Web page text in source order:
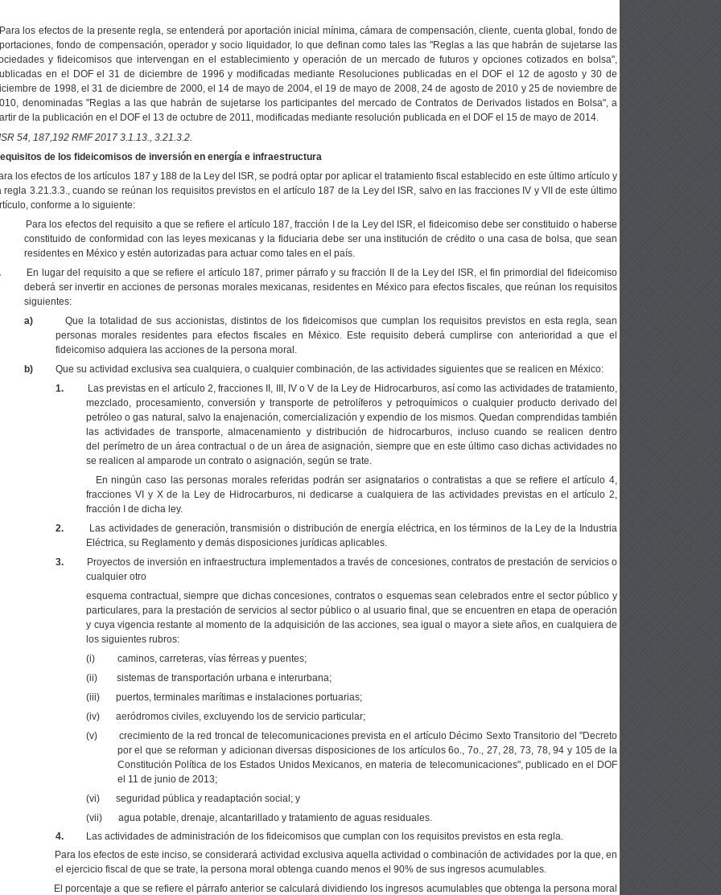
Para los efectos de la presente regla, se entenderá por aportación inicial mínima, cámara de compensación, cliente, cuenta global, fondo de
fondo de compensación, operador y socio liquidador, lo que definan como tales las "Reglas a las que habrán de sujetarse las
y fideicomisos que intervengan en el establecimiento y operación de un mercado de futuros y opciones cotizados en bolsa",
en el DOF el 31 de diciembre de 1996 y modificadas mediante Resoluciones publicadas en el DOF el 12 de agosto y 30 de
de 1998, el 31 de diciembre de 2000, el 14 de mayo de 2004, el 19 de mayo de 2008, 24 de agosto de 2010 y 25 de noviembre de
denominadas "Reglas a las que habrán de sujetarse los participantes del mercado de Contratos de Derivados listados en Bolsa", a
de la publicación en el DOF el 13 de octubre de 2011, modificadas mediante resolución publicada en el DOF el 15 de mayo de 2014.
54, 187,192 RMF 2017 3.1.13., 3.21.3.2.
de los fideicomisos de inversión en energía e infraestructura
los efectos de los artículos 187 y 188 de la Ley del ISR, se podrá optar por aplicar el tratamiento fiscal establecido en este último artículo y
regla 3.21.3.3., cuando se reúnan los requisitos previstos en el artículo 187 de la Ley del ISR, salvo en las fracciones IV y VII de este último
conforme a lo siguiente:
Para los efectos del requisito a que se refiere el artículo 187, fracción I de la Ley del ISR, el fideicomiso debe ser constituido o haberse
constituido de conformidad con las leyes mexicanas y la fiduciaria debe ser una institución de crédito o una casa de bolsa, que sean
residentes en México y estén autorizadas para actuar como tales en el país.
En lugar del requisito a que se refiere el artículo 187, primer párrafo y su fracción II de la Ley del ISR, el fin primordial del fideicomiso
deberá ser invertir en acciones de personas morales mexicanas, residentes en México para efectos fiscales, que reúnan los requisitos
siguientes:
a)
Que la totalidad de sus accionistas, distintos de los fideicomisos que cumplan los requisitos previstos en esta regla, sean
personas morales residentes para efectos fiscales en México. Este requisito deberá cumplirse con anterioridad a que el
fideicomiso adquiera las acciones de la persona moral.
b)
Que su actividad exclusiva sea cualquiera, o cualquier combinación, de las actividades siguientes que se realicen en México:
1.
Las previstas en el artículo 2, fracciones II, III, IV o V de la Ley de Hidrocarburos, así como las actividades de tratamiento,
mezclado, procesamiento, conversión y transporte de petrolíferos y petroquímicos o cualquier producto derivado del
petróleo o gas natural, salvo la enajenación, comercialización y expendio de los mismos. Quedan comprendidas también
las actividades de transporte, almacenamiento y distribución de hidrocarburos, incluso cuando se realicen dentro
del perímetro de un área contractual o de un área de asignación, siempre que en este último caso dichas actividades no
se realicen al amparode un contrato o asignación, según se trate.
En ningún caso las personas morales referidas podrán ser asignatarios o contratistas a que se refiere el artículo 4,
fracciones VI y X de la Ley de Hidrocarburos, ni dedicarse a cualquiera de las actividades previstas en el artículo 2,
fracción I de dicha ley.
2.
Las actividades de generación, transmisión o distribución de energía eléctrica, en los términos de la Ley de la Industria
Eléctrica, su Reglamento y demás disposiciones jurídicas aplicables.
3.
Proyectos de inversión en infraestructura implementados a través de concesiones, contratos de prestación de servicios o
cualquier otro
esquema contractual, siempre que dichas concesiones, contratos o esquemas sean celebrados entre el sector público y
particulares, para la prestación de servicios al sector público o al usuario final, que se encuentren en etapa de operación
y cuya vigencia restante al momento de la adquisición de las acciones, sea igual o mayor a siete años, en cualquiera de
los siguientes rubros:
(i)
caminos, carreteras, vías férreas y puentes;
(ii)
sistemas de transportación urbana e interurbana;
(iii)
puertos, terminales marítimas e instalaciones portuarias;
(iv)
aeródromos civiles, excluyendo los de servicio particular;
(v)
crecimiento de la red troncal de telecomunicaciones prevista en el artículo Décimo Sexto Transitorio del "Decreto
por el que se reforman y adicionan diversas disposiciones de los artículos 6o., 7o., 27, 28, 73, 78, 94 y 105 de la
Constitución Política de los Estados Unidos Mexicanos, en materia de telecomunicaciones", publicado en el DOF
el 11 de junio de 2013;
(vi)
seguridad pública y readaptación social; y
(vii)
agua potable, drenaje, alcantarillado y tratamiento de aguas residuales.
4.
Las actividades de administración de los fideicomisos que cumplan con los requisitos previstos en esta regla.
Para los efectos de este inciso, se considerará actividad exclusiva aquella actividad o combinación de actividades por la que, en
el ejercicio fiscal de que se trate, la persona moral obtenga cuando menos el 90% de sus ingresos acumulables.
El porcentaje a que se refiere el párrafo anterior se calculará dividiendo los ingresos acumulables que obtenga la persona moral